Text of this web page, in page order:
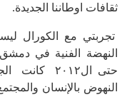
ثقافات اوطاننا الجديدة.
تجربتي مع الكورال
حتى ال٢٠١٢
النهوض بالإنسان